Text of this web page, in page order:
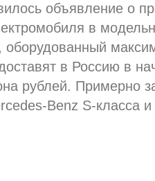
объявление о
в
оборудованный
в Россию в
рублей. Примерно
Benz S-класса